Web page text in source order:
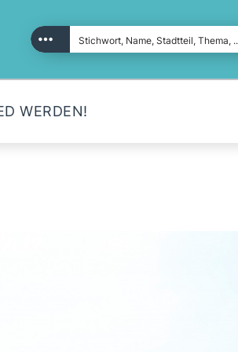
WERDEN!